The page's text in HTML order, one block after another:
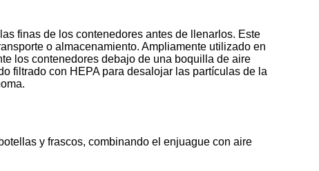
finas de los contenedores antes de llenarlos. Este
o almacenamiento. Ampliamente utilizado en
los contenedores debajo de una boquilla de aire
filtrado con HEPA para desalojar las partículas de la
y frascos, combinando el enjuague con aire